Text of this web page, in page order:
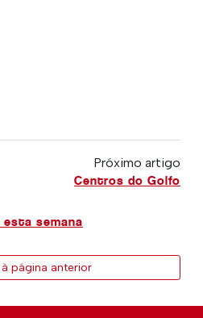
Próximo artigo
Centros do Golfo
semana
página anterior